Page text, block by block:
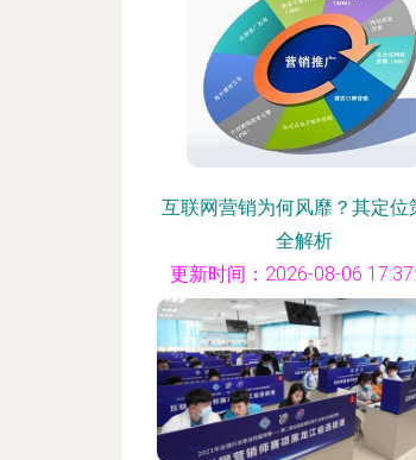
互联网营销为何风靡？其定位
全解析
更新时间：2026-08-06